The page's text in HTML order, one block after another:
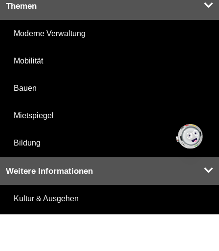
Themen
Moderne Verwaltung
Mobilität
Bauen
Mietspiegel
Bildung
Weitere Informationen
Kultur & Ausgehen